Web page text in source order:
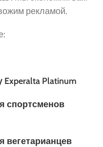
рекламой.
Platinum
спортсменов
вегетарианцев